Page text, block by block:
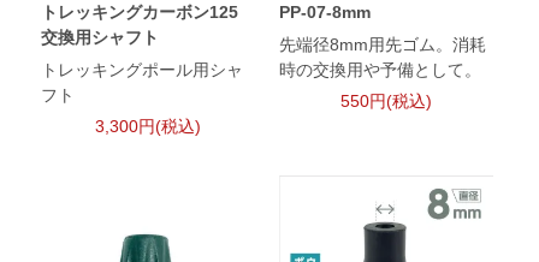
トレッキングカーボン125
交換用シャフト
トレッキングポール用シャ
フト
3,300円(税込)
PP-07-8mm
先端径8mm用先ゴム。消耗
時の交換用や予備として。
550円(税込)